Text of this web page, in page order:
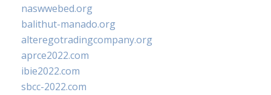
naswwebed.org
balithut-manado.org
alteregotradingcompany.org
aprce2022.com
ibie2022.com
sbcc-2022.com